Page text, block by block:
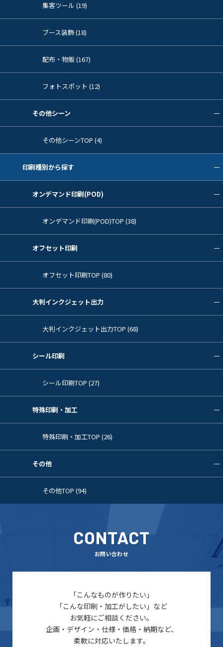
集客ツール (19)
ブース装飾 (18)
配布・物販 (167)
フォトスポット (12)
その他シーン
その他シーンTOP (4)
印刷種別から探す
オンデマンド印刷(POD)
オンデマンド印刷(POD)TOP (38)
オフセット印刷
オフセット印刷TOP (80)
大判インクジェット出力
大判インクジェット出力TOP (68)
シール印刷
シール印刷TOP (27)
特殊印刷・加工
特殊印刷・加工TOP (26)
その他
その他TOP (94)
CONTACT
お問い合わせ
「こんなものが作りたい」
「こんな印刷・加工がしたい」など
お気軽にご相談ください。
企画・デザイン・仕様・価格・納期など、
柔軟に対応いたします。